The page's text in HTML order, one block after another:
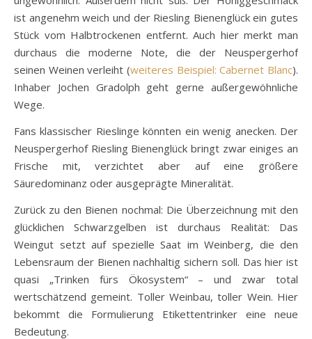
ist angenehm weich und der Riesling Bienenglück ein gutes
Stück vom Halbtrockenen entfernt. Auch hier merkt man
durchaus die moderne Note, die der Neuspergerhof
seinen Weinen verleiht (weiteres Beispiel: Cabernet Blanc).
Inhaber Jochen Gradolph geht gerne außergewöhnliche
Wege.
Fans klassischer Rieslinge könnten ein wenig anecken. Der
Neuspergerhof Riesling Bienenglück bringt zwar einiges an
Frische mit, verzichtet aber auf eine größere
Säuredominanz oder ausgeprägte Mineralität.
Zurück zu den Bienen nochmal: Die Überzeichnung mit den
glücklichen Schwarzgelben ist durchaus Realität: Das
Weingut setzt auf spezielle Saat im Weinberg, die den
Lebensraum der Bienen nachhaltig sichern soll. Das hier ist
quasi „Trinken fürs Ökosystem“ – und zwar total
wertschätzend gemeint. Toller Weinbau, toller Wein. Hier
bekommt die Formulierung Etikettentrinker eine neue
Bedeutung.